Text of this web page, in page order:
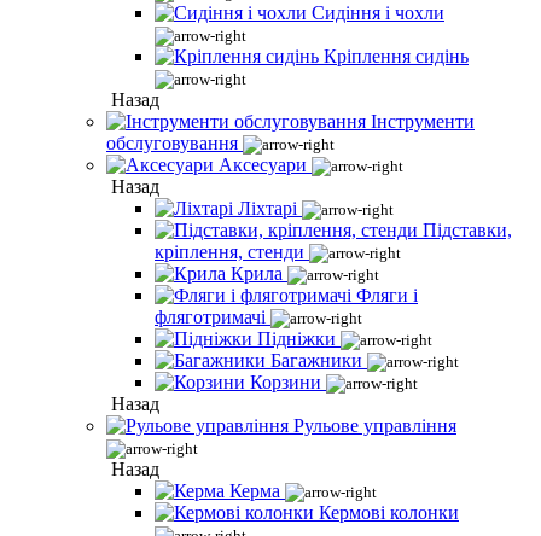
Сидіння і чохли
Кріплення сидінь
Назад
Інструменти
обслуговування
Аксесуари
Назад
Ліхтарі
Підставки,
кріплення, стенди
Крила
Фляги і
фляготримачі
Підніжки
Багажники
Корзини
Назад
Рульове управління
Назад
Керма
Кермові колонки